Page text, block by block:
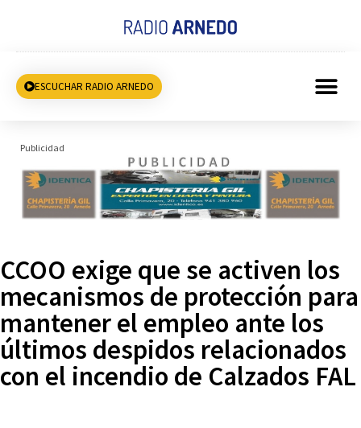
ESCUCHAR RADIO ARNEDO
Publicidad
CCOO exige que se activen los
mecanismos de protección para
mantener el empleo ante los
últimos despidos relacionados
con el incendio de Calzados FAL